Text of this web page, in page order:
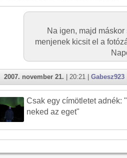
Na igen, majd
menjenek kicsit el a
2007. november 21. | 20:21 | Gabesz923
Csak egy címötletet adnék:
neked az eget"